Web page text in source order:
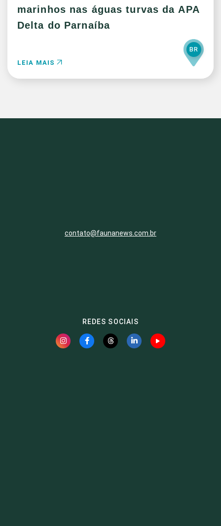
marinhos nas águas turvas da APA
Delta do Parnaíba
LEIA MAIS
BR
contato@faunanews.com.br
REDES SOCIAIS